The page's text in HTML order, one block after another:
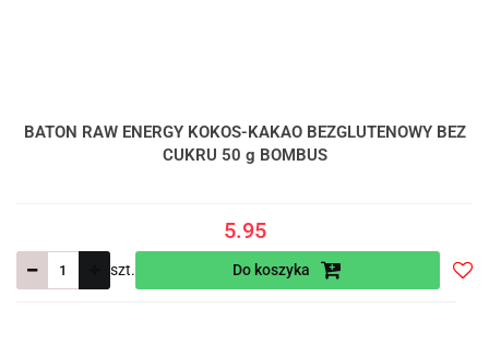
BATON RAW ENERGY KOKOS-KAKAO BEZGLUTENOWY BEZ
CUKRU 50 g BOMBUS
5.95
szt. Do koszyka